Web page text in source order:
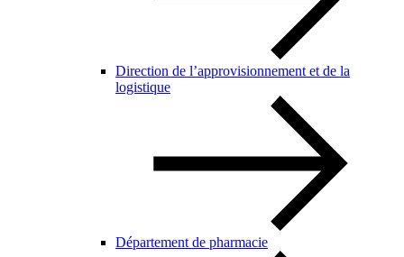
Direction de l’approvisionnement et de la
logistique
Département de pharmacie